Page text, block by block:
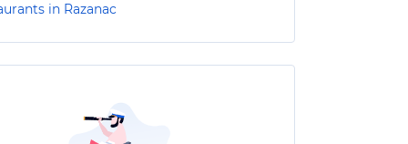
in Razanac